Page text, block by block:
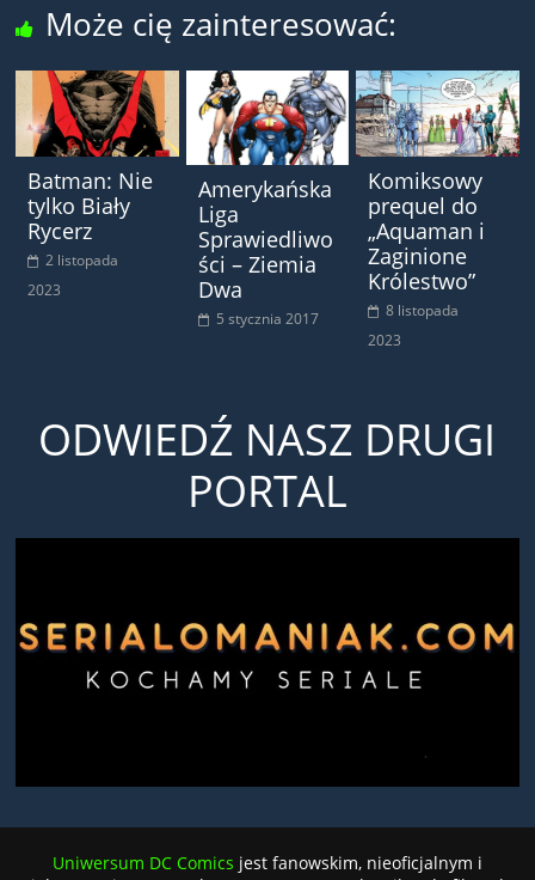
Może cię zainteresować:
Batman: Nie
tylko Biały
Rycerz
2 listopada
2023
Amerykańska
Liga
Sprawiedliwo
ści – Ziemia
Dwa
5 stycznia 2017
Komiksowy
prequel do
„Aquaman i
Zaginione
Królestwo”
8 listopada
2023
ODWIEDŹ NASZ DRUGI
PORTAL
Uniwersum DC Comics jest fanowskim, nieoficjalnym i